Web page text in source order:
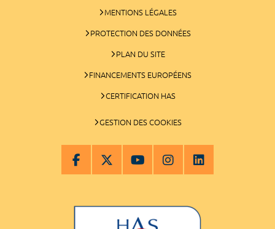
MENTIONS LÉGALES
PROTECTION DES DONNÉES
PLAN DU SITE
FINANCEMENTS EUROPÉENS
CERTIFICATION HAS
GESTION DES COOKIES